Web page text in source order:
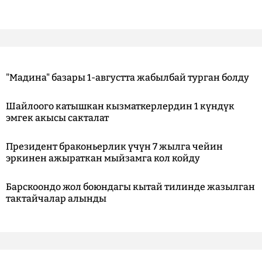
"Мадина" базары 1-августта жабылбай турган болду
Шайлоого катышкан кызматкерлердин 1 күндүк
эмгек акысы сакталат
Президент браконьерлик үчүн 7 жылга чейин
эркинен ажыраткан мыйзамга кол койду
Барскоондо жол боюндагы кытай тилинде жазылган
тактайчалар алынды